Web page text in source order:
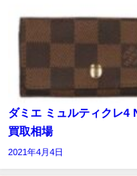
ダミエ ミュルティクレ4
買取相場
2021年4月4日